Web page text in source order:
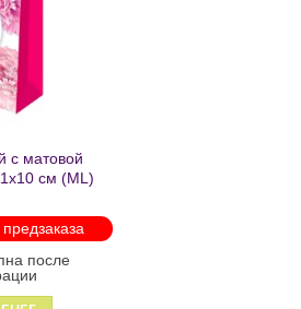
с матовой
см (ML)
после